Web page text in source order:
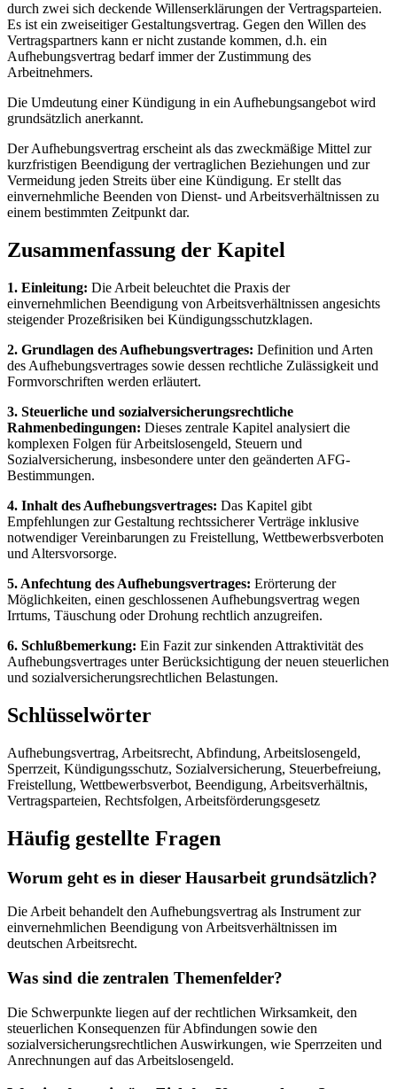
durch zwei sich deckende Willenserklärungen der Vertragsparteien.
Es ist ein zweiseitiger Gestaltungsvertrag. Gegen den Willen des
Vertragspartners kann er nicht zustande kommen, d.h. ein
Aufhebungsvertrag bedarf immer der Zustimmung des
Arbeitnehmers.
Die Umdeutung einer Kündigung in ein Aufhebungsangebot wird
grundsätzlich anerkannt.
Der Aufhebungsvertrag erscheint als das zweckmäßige Mittel zur
kurzfristigen Beendigung der vertraglichen Beziehungen und zur
Vermeidung jeden Streits über eine Kündigung. Er stellt das
einvernehmliche Beenden von Dienst- und Arbeitsverhältnissen zu
einem bestimmten Zeitpunkt dar.
Zusammenfassung der Kapitel
1. Einleitung: Die Arbeit beleuchtet die Praxis der
einvernehmlichen Beendigung von Arbeitsverhältnissen angesichts
steigender Prozeßrisiken bei Kündigungsschutzklagen.
2. Grundlagen des Aufhebungsvertrages: Definition und Arten
des Aufhebungsvertrages sowie dessen rechtliche Zulässigkeit und
Formvorschriften werden erläutert.
3. Steuerliche und sozialversicherungsrechtliche
Rahmenbedingungen: Dieses zentrale Kapitel analysiert die
komplexen Folgen für Arbeitslosengeld, Steuern und
Sozialversicherung, insbesondere unter den geänderten AFG-
Bestimmungen.
4. Inhalt des Aufhebungsvertrages: Das Kapitel gibt
Empfehlungen zur Gestaltung rechtssicherer Verträge inklusive
notwendiger Vereinbarungen zu Freistellung, Wettbewerbsverboten
und Altersvorsorge.
5. Anfechtung des Aufhebungsvertrages: Erörterung der
Möglichkeiten, einen geschlossenen Aufhebungsvertrag wegen
Irrtums, Täuschung oder Drohung rechtlich anzugreifen.
6. Schlußbemerkung: Ein Fazit zur sinkenden Attraktivität des
Aufhebungsvertrages unter Berücksichtigung der neuen steuerlichen
und sozialversicherungsrechtlichen Belastungen.
Schlüsselwörter
Aufhebungsvertrag, Arbeitsrecht, Abfindung, Arbeitslosengeld,
Sperrzeit, Kündigungsschutz, Sozialversicherung, Steuerbefreiung,
Freistellung, Wettbewerbsverbot, Beendigung, Arbeitsverhältnis,
Vertragsparteien, Rechtsfolgen, Arbeitsförderungsgesetz
Häufig gestellte Fragen
Worum geht es in dieser Hausarbeit grundsätzlich?
Die Arbeit behandelt den Aufhebungsvertrag als Instrument zur
einvernehmlichen Beendigung von Arbeitsverhältnissen im
deutschen Arbeitsrecht.
Was sind die zentralen Themenfelder?
Die Schwerpunkte liegen auf der rechtlichen Wirksamkeit, den
steuerlichen Konsequenzen für Abfindungen sowie den
sozialversicherungsrechtlichen Auswirkungen, wie Sperrzeiten und
Anrechnungen auf das Arbeitslosengeld.